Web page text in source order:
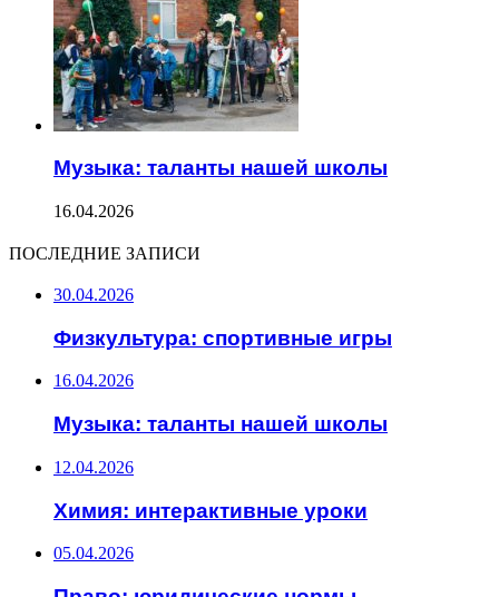
Музыка: таланты нашей школы
16.04.2026
ПОСЛЕДНИЕ ЗАПИСИ
30.04.2026
Физкультура: спортивные игры
16.04.2026
Музыка: таланты нашей школы
12.04.2026
Химия: интерактивные уроки
05.04.2026